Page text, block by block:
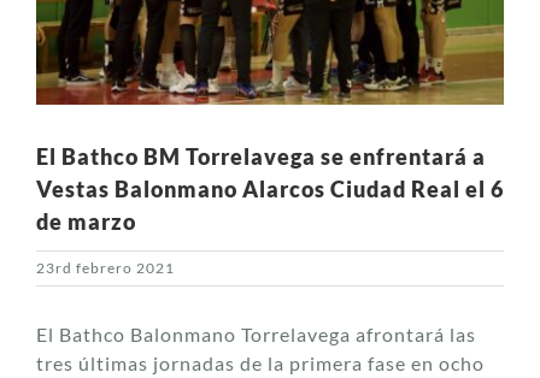
El Bathco BM Torrelavega se enfrentará a
Vestas Balonmano Alarcos Ciudad Real el 6
de marzo
23rd febrero 2021
El Bathco Balonmano Torrelavega afrontará las
tres últimas jornadas de la primera fase en ocho